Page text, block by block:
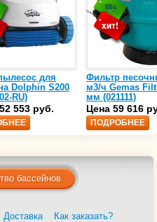
для
Dolphin S200
RU)
553 руб.
Фильтр
м3/ч Gemas
мм (021111)
Цена 59 616
ПОДРОБНЕЕ
бассейнов
Доставка Как заказать?